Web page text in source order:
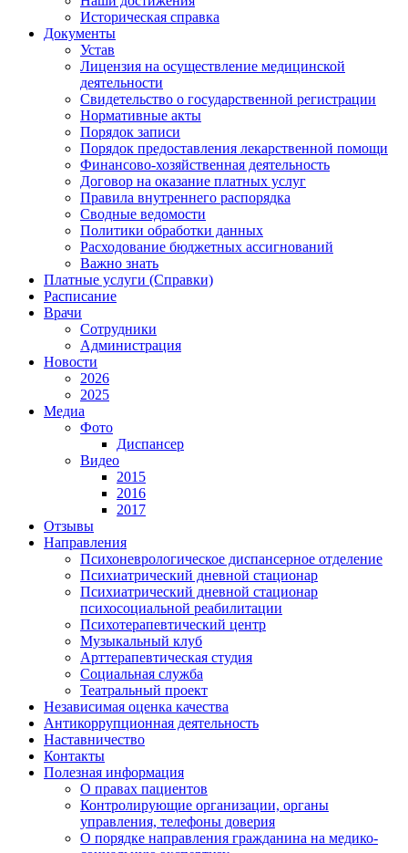
Историческая справка
Документы
Устав
Лицензия на осуществление медицинской
деятельности
Свидетельство о государственной регистрации
Нормативные акты
Порядок записи
Порядок предоставления лекарственной помощи
Финансово-хозяйственная деятельность
Договор на оказание платных услуг
Правила внутреннего распорядка
Сводные ведомости
Политики обработки данных
Расходование бюджетных ассигнований
Важно знать
Платные услуги (Справки)
Расписание
Врачи
Сотрудники
Администрация
Новости
2026
2025
Медиа
Фото
Диспансер
Видео
2015
2016
2017
Отзывы
Направления
Психоневрологическое диспансерное отделение
Психиатрический дневной стационар
Психиатрический дневной стационар
психосоциальной реабилитации
Психотерапевтический центр
Музыкальный клуб
Арттерапевтическая студия
Социальная служба
Театральный проект
Независимая оценка качества
Антикоррупционная деятельность
Наставничество
Контакты
Полезная информация
О правах пациентов
Контролирующие организации, органы
управления, телефоны доверия
О порядке направления гражданина на медико-